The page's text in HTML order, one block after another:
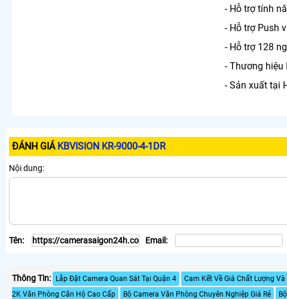
- Hỗ trợ tính
- Hỗ trợ Push
- Hỗ trợ 128
- Thương hiệu
- Sản xuất tại
ĐÁNH GIÁ KBVISION KR-9000-4-1DR
Nội dung:
Tên: Email:
Thông Tin: Lắp Đặt Camera Quan Sát Tại Quận 4 Cam Kết Về Giá Chất Lượng Và
2K Văn Phòng Căn Hộ Cao Cấp
Bộ Camera Văn Phòng Chuyên Nghiệp Giá Rẻ